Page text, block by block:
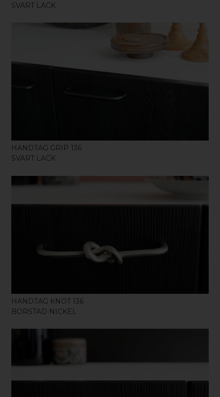
SVART LACK
HANDTAG GRIP 136
SVART LACK
HANDTAG KNOT 136
BORSTAD NICKEL